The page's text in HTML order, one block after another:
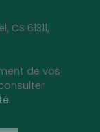
61311,
de vos
.